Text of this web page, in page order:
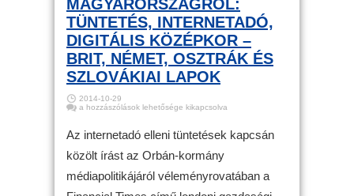
MAGYARORSZÁGRÓL:
TÜNTETÉS, INTERNETADÓ,
DIGITÁLIS KÖZÉPKOR –
BRIT, NÉMET, OSZTRÁK ÉS
SZLOVÁKIAI LAPOK
2014-10-29
Külföldi
tüntetés,
internetadó,
Digitális
középkor
Brit,
német,
osztrák
a hozzászólások lehetősége kikapcsolva
Az internetadó elleni tüntetések kapcsán
közölt írást az Orbán-kormány
médiapolitikájáról véleményrovatában a